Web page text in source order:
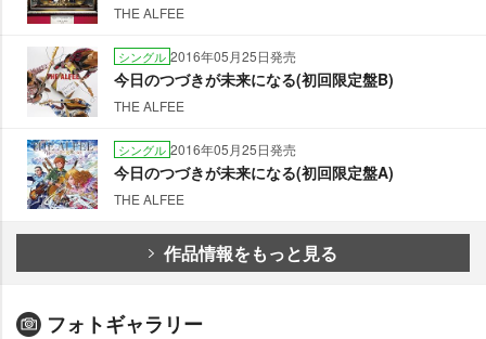
THE ALFEE
シングル 2016年05月25日発売
今日のつづきが未来になる(初回限定盤B)
THE ALFEE
シングル 2016年05月25日発売
今日のつづきが未来になる(初回限定盤A)
THE ALFEE
作品情報をもっと見る
フォトギャラリー